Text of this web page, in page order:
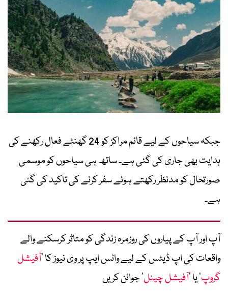
جبکہ سیاحوں کے لیے قائم مراکز کو 24 گھنٹے فعال رکھنے کی
ہدایت بھی جاری کی گئی ہے۔ ساتھ ہی سیاحوں کو موسمی
صورتحال کو مدنظر رکھتے ہوئے سفر کرنے کی تاکید کی گئی
ہے۔
آپ اور آپ کے پیاروں کی روزمرہ زندگی کو متاثر کرسکنے والے
واقعات کی اپ ڈیٹس کے لیے واٹس ایپ پر وی نیوز کا ’آفیشل
گروپ‘ یا ’آفیشل چینل‘ جوائن کریں